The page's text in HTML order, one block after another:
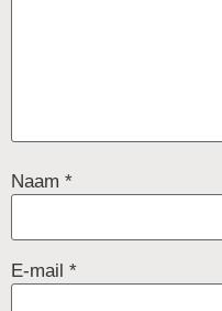
Naam *
E-mail *